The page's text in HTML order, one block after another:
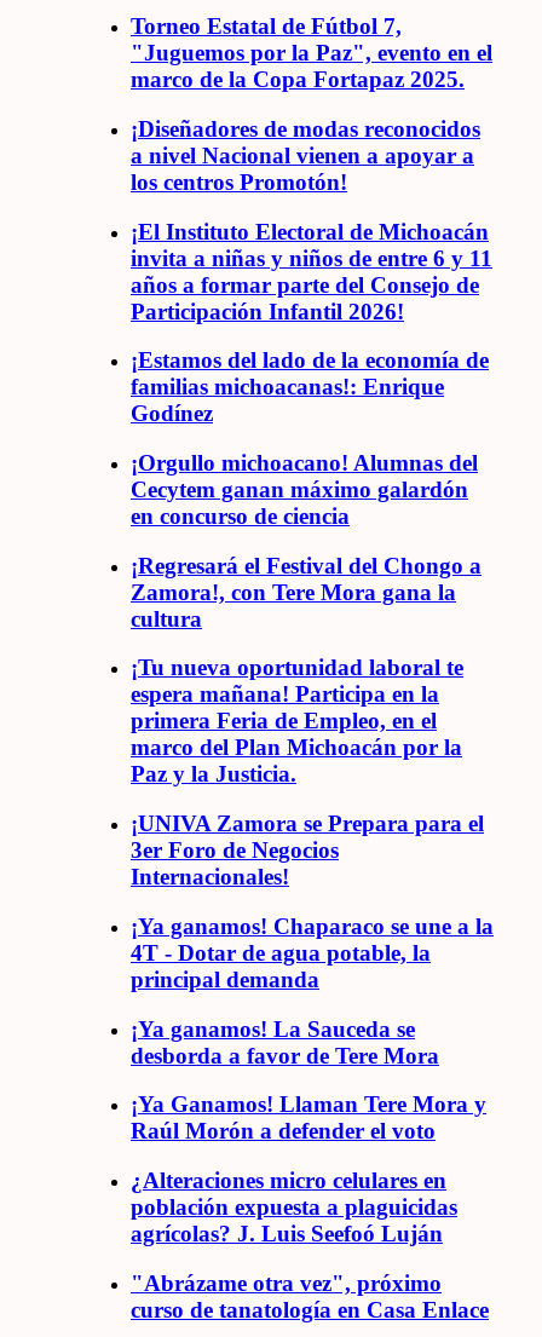
Torneo Estatal de Fútbol 7,
"Juguemos por la Paz", evento en el
marco de la Copa Fortapaz 2025.
¡Diseñadores de modas reconocidos
a nivel Nacional vienen a apoyar a
los centros Promotón!
¡El Instituto Electoral de Michoacán
invita a niñas y niños de entre 6 y 11
años a formar parte del Consejo de
Participación Infantil 2026!
¡Estamos del lado de la economía de
familias michoacanas!: Enrique
Godínez
¡Orgullo michoacano! Alumnas del
Cecytem ganan máximo galardón
en concurso de ciencia
¡Regresará el Festival del Chongo a
Zamora!, con Tere Mora gana la
cultura
¡Tu nueva oportunidad laboral te
espera mañana! Participa en la
primera Feria de Empleo, en el
marco del Plan Michoacán por la
Paz y la Justicia.
¡UNIVA Zamora se Prepara para el
3er Foro de Negocios
Internacionales!
¡Ya ganamos! Chaparaco se une a la
4T - Dotar de agua potable, la
principal demanda
¡Ya ganamos! La Sauceda se
desborda a favor de Tere Mora
¡Ya Ganamos! Llaman Tere Mora y
Raúl Morón a defender el voto
¿Alteraciones micro celulares en
población expuesta a plaguicidas
agrícolas? J. Luis Seefoó Luján
"Abrázame otra vez", próximo
curso de tanatología en Casa Enlace